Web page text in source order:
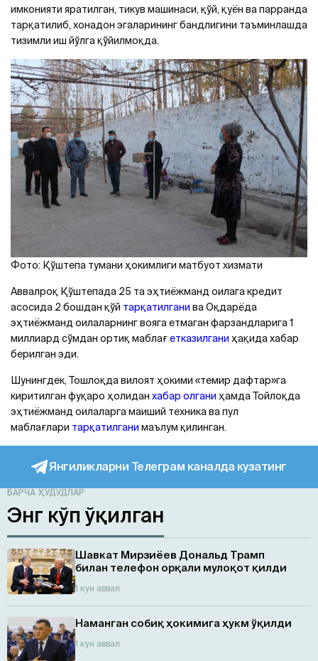
имконияти яратилган, тикув машинаси, қўй, қуён ва парранда
тарқатилиб, хонадон эгаларининг бандлигини таъминлашда
тизимли иш йўлга қўйилмоқда.
Фото: Қўштепа тумани ҳокимлиги матбуот хизмати
Аввалроқ Қўштепада 25 та эҳтиёжманд оилага кредит
асосида 2 бошдан қўй тарқатилгани ва Оқдарёда
эҳтиёжманд оилаларнинг вояга етмаган фарзандларига 1
миллиард сўмдан ортиқ маблағетказилгани ҳақида хабар
берилган эди.
Шунингдек, Тошлоқда вилоят ҳокими «темир дафтар»га
киритилган фуқаро ҳолидан хабар олгани ҳамда Тойлоқда
эҳтиёжманд оилаларга маиший техника ва пул
маблағлари тарқатилгани маълум қилинган.
Янгиликларни Телеграм каналда кузатинг
БАРЧА ҲУДУДЛАР
Энг кўп ўқилган
Шавкат Мирзиёев Дональд Трамп
билан телефон орқали мулоқот қилди
1 кун аввал
Наманган собиқ ҳокимига ҳукм ўқилди
1 кун аввал